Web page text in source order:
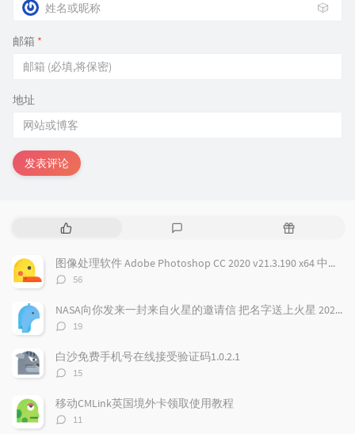
🎲
邮箱 *
地址
发表评论
热
文
章
评
随
文
图像处理软件 Adobe Photoshop CC 2020 v21.3.190 x64 中文免费版
评
数：
56
NASA向你发来一封来自火星的邀请信 把名字送上火星 2026邀你免费参与火星之旅
评
数：
19
白沙免费手机号在线接受验证码1.0.2.1
评
数：
15
移动CMLink英国境外卡领取使用教程
评
11